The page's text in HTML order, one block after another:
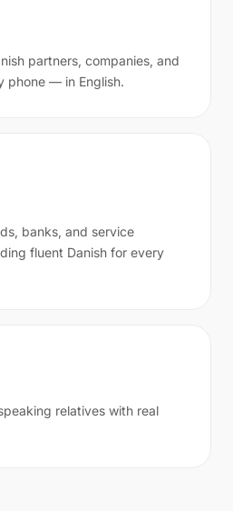
partners, companies, and
phone — in English.
banks, and service
fluent Danish for every
relatives with real